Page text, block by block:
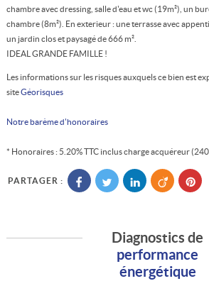
chambre avec dressing, salle d'eau et wc (19m²), un
chambre (8m²). En exterieur : une terrasse avec
un jardin clos et paysagé de 666 m².
IDEAL GRANDE FAMILLE !
Les informations sur les risques auxquels ce bien est
siteGéorisques
Notre barème d'honoraires
* Honoraires : 5.20% TTC inclus charge acquéreur
PARTAGER :
Diagnostics de
performance
énergétique